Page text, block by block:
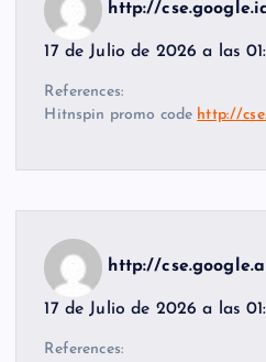
http://
17 de Julio de 2026 a las
References:
Hitnspin promo code http://
http://
17 de Julio de 2026 a las
References: